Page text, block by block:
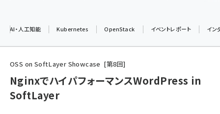
ツ
加藤銘のチーム貢献～仲間と築いた勝利の絆～ (2315)
iot女子会 (2281)
AI・人工知能 Kubernetes OpenStack イベントレポート イン
OSS on SoftLayer Showcase 第8回
NginxでハイパフォーマンスWordPress in
SoftLayer